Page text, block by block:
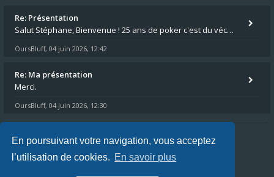
En poursuivant votre navigation, vous acceptez
l’utilisation de cookies. En savoir plus
Re: Présentation
Salut Stéphane, Bienvenue ! 25 ans de poker c'est du vécu quand même. Moi je suis relativementnouveau (2018) mais j'ai a
OursBluff, 04 juin 2026, 12:42
Re: Ma présentation
Merci.
OursBluff, 04 juin 2026, 12:30